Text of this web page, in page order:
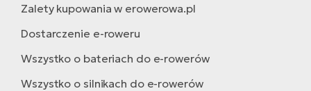
Zalety kupowania w erowerowa.pl
Dostarczenie e-roweru
Wszystko o bateriach do e-rowerów
Wszystko o silnikach do e-rowerów